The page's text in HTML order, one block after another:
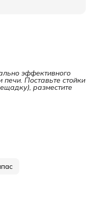
эффективного
печи. Поставьте стойки
разместите